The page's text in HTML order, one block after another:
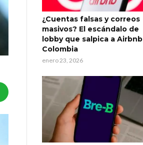
¿Cuentas falsas y correos
masivos? El escándalo de
lobby que salpica a Airbnb
Colombia
enero 23, 2026